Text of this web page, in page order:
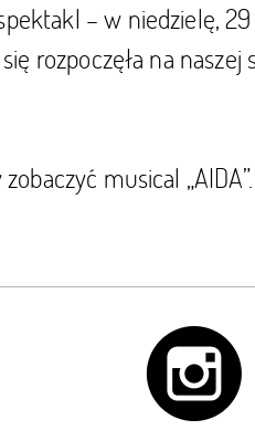
– w niedzielę,
rozpoczęła na naszej
musical „AIDA”.